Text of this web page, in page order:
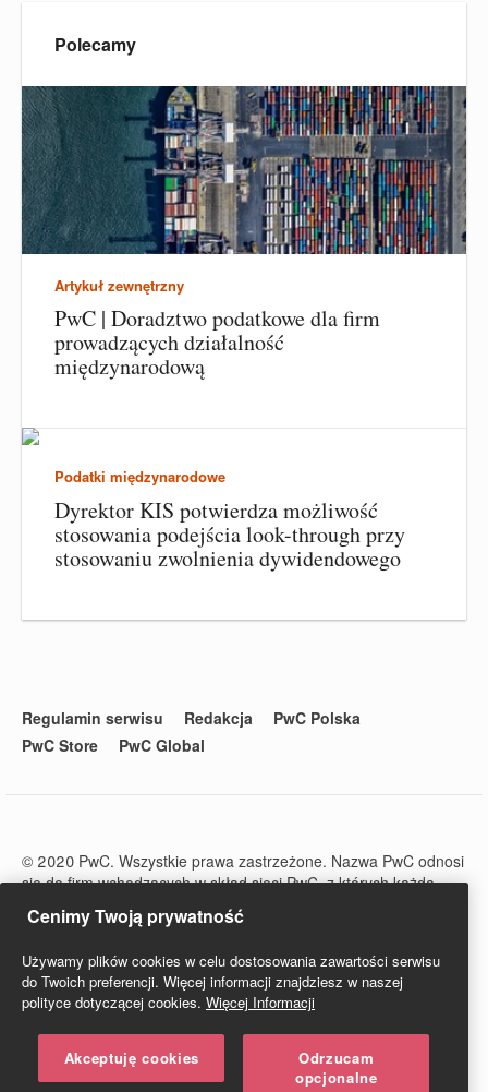
Polecamy
Artykuł zewnętrzny
PwC | Doradztwo podatkowe dla firm
prowadzących działalność
międzynarodową
Podatki międzynarodowe
Dyrektor KIS potwierdza możliwość
stosowania podejścia look-through przy
stosowaniu zwolnienia dywidendowego
Regulamin serwisu Redakcja
PwC Polska
PwC Store
PwC Global
© 2020 PwC. Wszystkie prawa zastrzeżone. Nazwa PwC odnosi
się do firm wchodzących w skład sieci PwC, z których każda
stanowi odrębny podmiot prawny. Więcej informacji na stronie
www.pwc.com/structure.
prasowym o numerze ISSN 2719-6151.
Cenimy Twoją prywatność
Używamy plików cookies w celu dostosowania zawartości serwisu
do Twoich preferencji. Więcej informacji znajdziesz w naszej
polityce dotyczącej cookies. Więcej Informacji
Akceptuję cookies
Odrzucam
opcjonalne